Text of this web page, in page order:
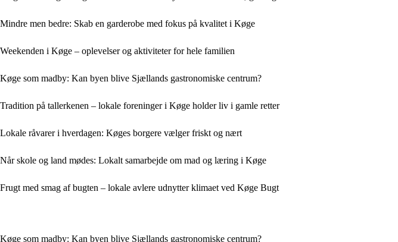
Mindre men bedre: Skab en garderobe med fokus på kvalitet i Køge
Weekenden i Køge – oplevelser og aktiviteter for hele familien
Køge som madby: Kan byen blive Sjællands gastronomiske centrum?
Tradition på tallerkenen – lokale foreninger i Køge holder liv i gamle retter
Lokale råvarer i hverdagen: Køges borgere vælger friskt og nært
Når skole og land mødes: Lokalt samarbejde om mad og læring i Køge
Frugt med smag af bugten – lokale avlere udnytter klimaet ved Køge Bugt
Køge som madby: Kan byen blive Sjællands gastronomiske centrum?